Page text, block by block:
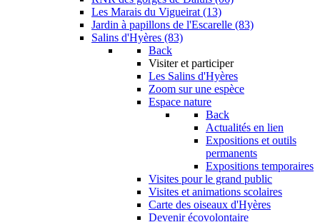
Les Marais du Vigueirat (13)
Jardin à papillons de l'Escarelle (83)
Salins d'Hyères (83)
Back
Visiter et participer
Les Salins d'Hyères
Zoom sur une espèce
Espace nature
Back
Actualités en lien
Expositions et outils
permanents
Expositions temporaires
Visites pour le grand public
Visites et animations scolaires
Carte des oiseaux d'Hyères
Devenir écovolontaire